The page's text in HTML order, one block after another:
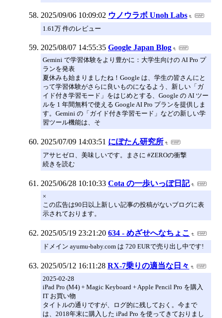
2025/09/06 10:09:02 ウノウラボ Unoh Labs
1.61万 件のレビュー
2025/08/07 14:55:35 Google Japan Blog
Gemini で学習体験をより豊かに：大学生向けの AI Pro プ
ランを発表
夏休みも始まりましたね！Google は、学生の皆さんにと
って学習体験がさらに良いものになるよう、新しい「ガ
イド付き学習モード」をはじめとする、Google の AI ツー
ルを 1 年間無料で使える Google AI Pro プランを提供しま
す。Gemini の「ガイド付き学習モード」などの新しい学
習ツール機能は、そ
2025/07/09 14:03:51 にぽたん研究所
アサヒゼロ、美味しいです。まさに #ZEROの衝撃
続きを読む
2025/06/28 10:10:33 Cota の一歩いっぽ日記
×
この広告は90日以上新しい記事の投稿がないブログに表
示されております。
2025/05/19 23:21:20 634 - めざせへなちょこ
ドメイン ayumu-baby.com は 720 EURで売り出し中です!
2025/05/12 16:11:28 RX-7乗りの適当な日々
2025-02-28
iPad Pro (M4) + Magic Keyboard + Apple Pencil Pro を購入
IT お買い物
タイトルの通りですが、ログ的に残しておく。今まで
は、2018年末に購入した iPad Pro を使ってきておりまし